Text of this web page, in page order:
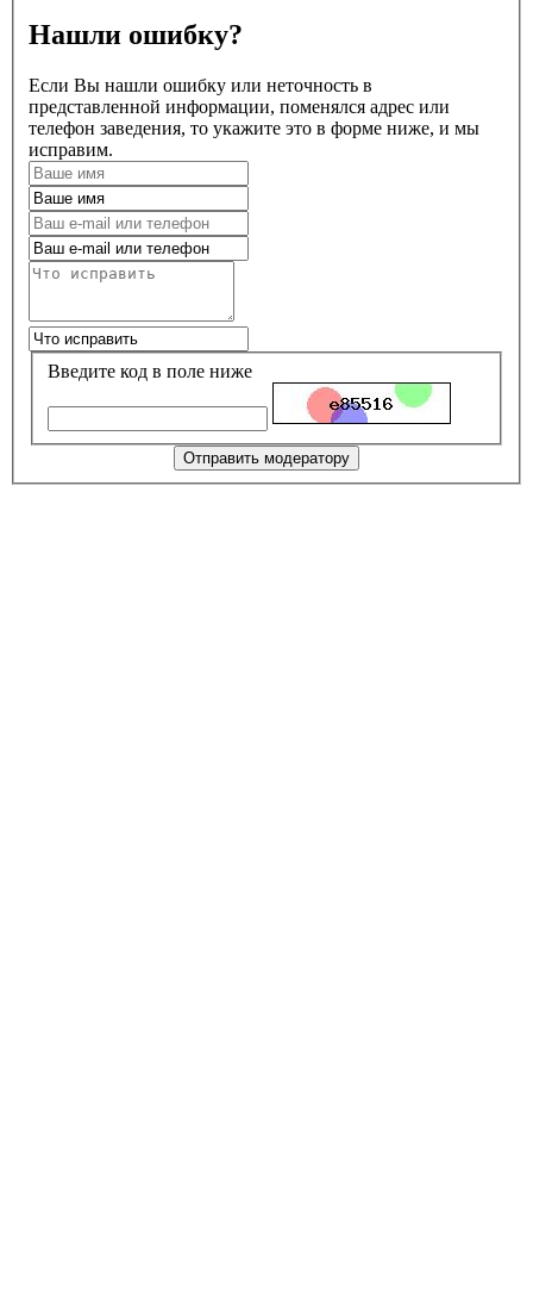
Нашли ошибку?
Если Вы нашли ошибку или неточность в
представленной информации, поменялся адрес или
телефон заведения, то укажите это в форме ниже, и мы
исправим.
Введите код в поле ниже
Отправить модератору